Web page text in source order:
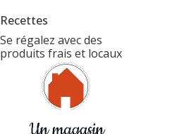
Recettes
Se régalez avec des
produits frais et locaux